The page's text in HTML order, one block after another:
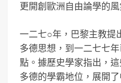
更開創歐洲自由論學的風
一二七○年，巴黎主教提
多德思想，到一二七七
點。據歷史學家指出，
多德的學霸地位，展開